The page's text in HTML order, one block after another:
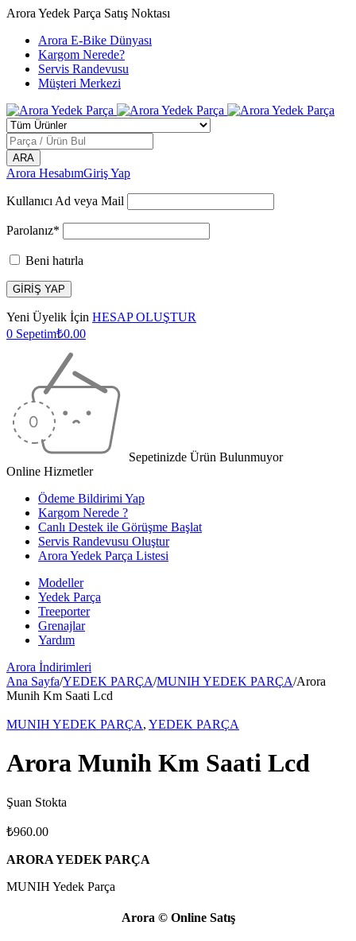
Arora Yedek Parça Satış Noktası
Arora E-Bike Dünyası
Kargom Nerede?
Servis Randevusu
Müşteri Merkezi
Arora HesabımGiriş Yap
Kullanıcı Ad veya Mail
Parolanız*
Beni hatırla
Yeni Üyelik İçin HESAP OLUŞTUR
0 Sepetim₺0.00
Sepetinizde Ürün Bulunmuyor
Online Hizmetler
Ödeme Bildirimi Yap
Kargom Nerede ?
Canlı Destek ile Görüşme Başlat
Servis Randevusu Oluştur
Arora Yedek Parça Listesi
Modeller
Yedek Parça
Treeporter
Grenajlar
Yardım
Arora İndirimleri
Ana Sayfa/YEDEK PARÇA/MUNIH YEDEK PARÇA/Arora
Munih Km Saati Lcd
MUNIH YEDEK PARÇA, YEDEK PARÇA
Arora Munih Km Saati Lcd
Şuan Stokta
₺960.00
ARORA YEDEK PARÇA
MUNIH Yedek Parça
Arora © Online Satış